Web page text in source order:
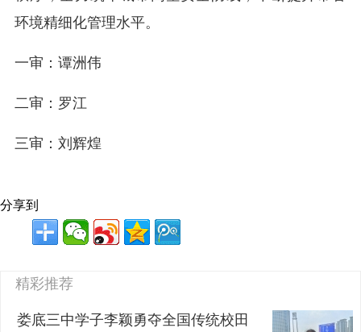
环境精细化管理水平。
一审：谭洲伟
二审：罗江
三审：刘辉煌
分享到
精彩推荐
娄底三中学子李颖勇夺全国传统校田